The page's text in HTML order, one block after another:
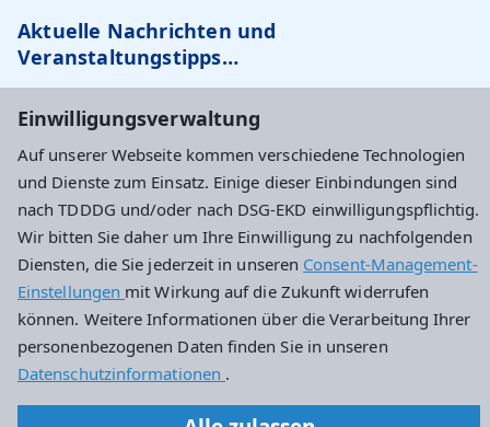
Einwilligungsverwaltung
Auf unserer Webseite kommen verschiedene Technologien
und Dienste zum Einsatz. Einige dieser Einbindungen sind
nach TDDDG und/oder nach DSG-EKD einwilligungspflichtig.
Wir bitten Sie daher um Ihre Einwilligung zu nachfolgenden
Diensten, die Sie jederzeit in unseren Consent-Management-
Einstellungen mit Wirkung auf die Zukunft widerrufen
können. Weitere Informationen über die Verarbeitung Ihrer
personenbezogenen Daten finden Sie in unseren
Datenschutzinformationen .
Aktuelle Nachrichten und
Veranstaltungstipps…
Newsletter abonnieren
Evangelisches Dekanat Wiesbaden
Haus an der Marktkirche
Schlossplatz 4
65183 Wiesbaden
0611 – 734242-10